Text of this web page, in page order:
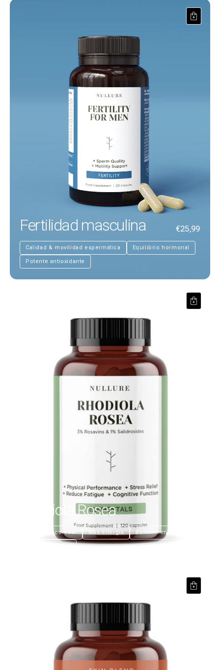
Fertilidad masculina
Fertilidad masculina €25,99
Calidad & movilidad espermática Equilibrio hormonal
Potente antioxidante
Rodhiola Rosea
Regula el cortisol Más energía Rendimiento